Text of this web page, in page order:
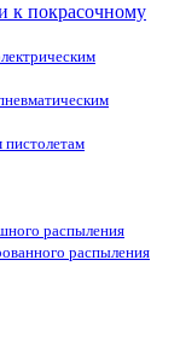
к покрасочному
распыления
распыления